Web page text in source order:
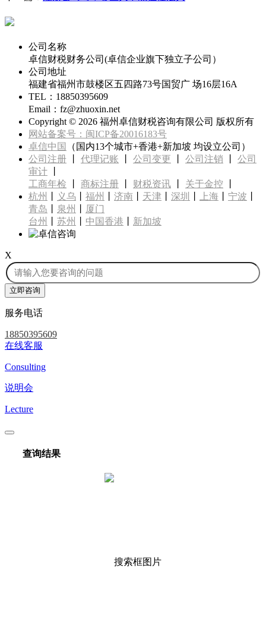
公司名称
卓信财税财务公司(卓信企业旗下独立子公司）
公司地址
福建省福州市鼓楼区五四路73号国贸广 场16层16A
TEL：18850395609
Email：fz@zhuoxin.net
Copyright © 2026 福州卓信财税咨询有限公司 版权所有
网站备案号：闽ICP备20016183号
卓信中国
（国内13个城市+香港+新加坡 均设立公司）
公司注册
代理记账 公司变更 公司注销
公司
审计
工商年检
商标注册 财税资讯 关于金控
杭州
义乌 福州 济南 天津 深圳 上海 宁波
青岛
泉州
厦门
台州
苏州 中国香港 新加坡
X
服务电话
18850395609
在线客服
Consulting
说明会
Lecture
查询结果